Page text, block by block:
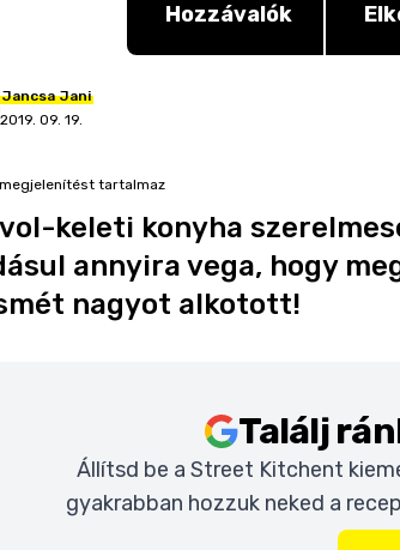
Hozzávalók
Jancsa Jani
2019. 09. 19.
tartalmaz
keleti konyha
annyira vega, hogy
nagyot alkotott!
Találj
Állítsd be a Street Kitchent
gyakrabban hozzuk neked a